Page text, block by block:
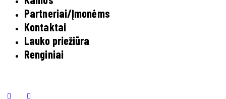
Partneriai/Įmonėms
Kontaktai
Lauko priežiūra
Renginiai